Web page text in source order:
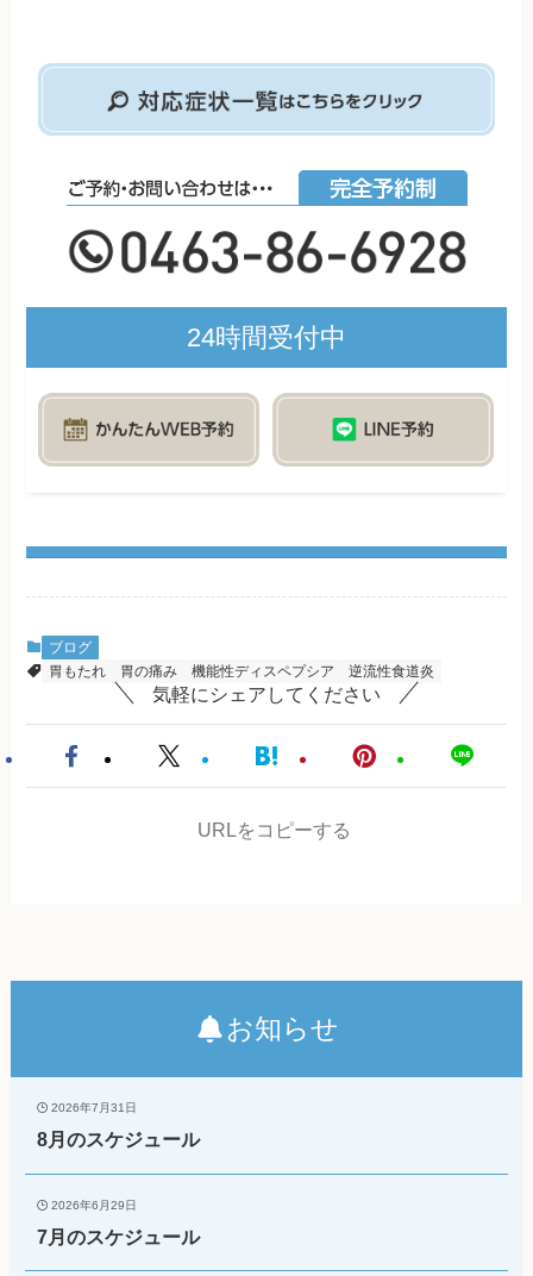
24時間受付中
ブログ
胃もたれ
胃の痛み 機能性ディスペプシア 逆流性食道炎
気軽にシェアしてください
URLをコピーする
お知らせ
2026年7月31日
8月のスケジュール
2026年6月29日
7月のスケジュール